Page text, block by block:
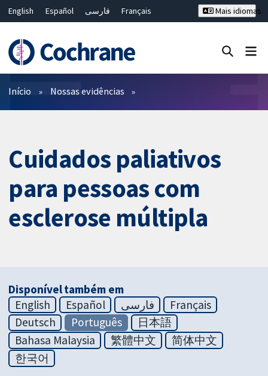
English Español فارسی
Français
Bahasa Malaysia
ไทย 繁體中文
Mais idiomas
Filtros
Início Nossas evidências
Cuidados paliativos
para pessoas com
esclerose múltipla
Disponível também em
English
Español فارسی
Français
Deutsch
Português
日本語
Bahasa Malaysia
繁體中文
简体中文
한국어